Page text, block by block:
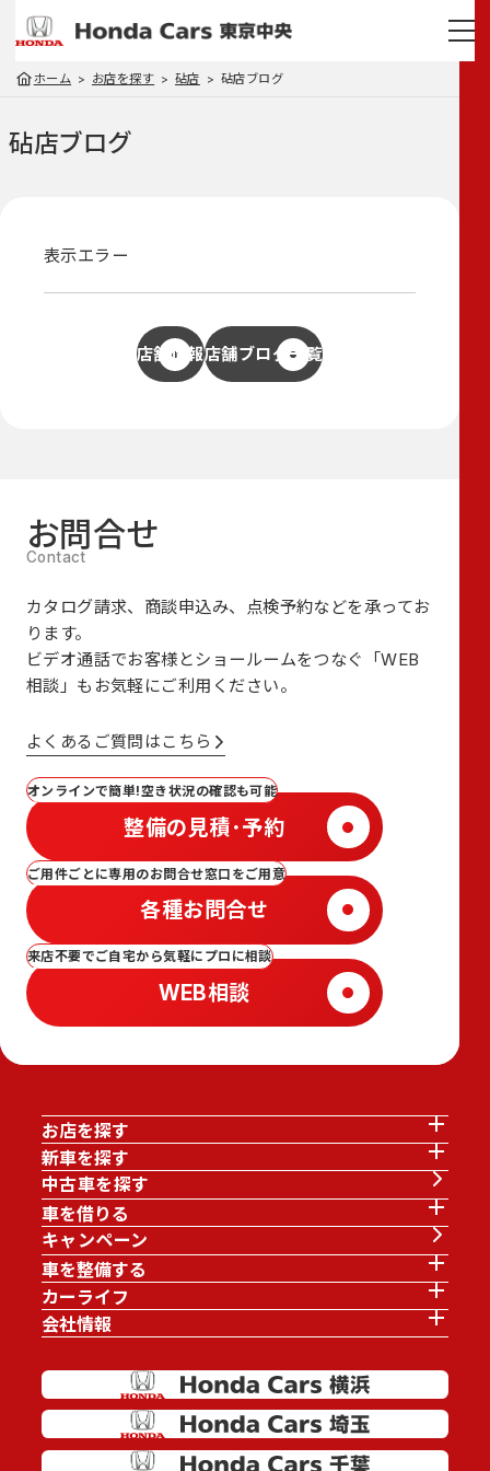
ホーム お店を探す 砧店 砧店ブログ
砧店ブログ
表示エラー
店舗情報店舗ブログ一覧
お問合せ
カタログ請求、商談申込み、点検予約などを承ってお
ります。
ビデオ通話でお客様とショールームをつなぐ
「WEB
相談」も お気軽にご利用ください。
よくあるご質問はこちら
オンラインで簡単!空き状況の確認も可能
整備の見積･予約
ご用件ごとに専用のお問合せ窓口をご用意
各種お問合せ
来店不要でご自宅から気軽にプロに相談
WEB相談
お店を探す
新車を探す
中古車を探す
車を借りる
キャンペーン
車を整備する
カーライフ
会社情報